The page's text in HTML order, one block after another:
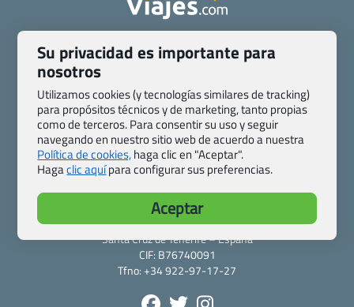
Quienes somos
Pasaporte, Visado, Salud y otras disposiciones específicas
Blog de Viajes.com
Preguntas frecuentes
Condiciones generales
Política de privacidad y cookies
Transparencia
Todas las páginas – sitemap
Viajes.com
Last Minute Express S.L.U.
c/ Drago, CC HLS, Local 13
38660 Miraverde – Adeje
Santa Cruz de Tenerife – España
CIF: B76740091
Tfno: +34 922-97-17-27
Su privacidad es importante para
nosotros
Utilizamos cookies (y tecnologías similares de tracking)
para propósitos técnicos y de marketing, tanto propias
como de terceros. Para consentir su uso y seguir
navegando en nuestro sitio web de acuerdo a nuestra
Política de cookies,haga clic en "Aceptar".
Hagaclic aquípara configurar sus preferencias.
Aceptar